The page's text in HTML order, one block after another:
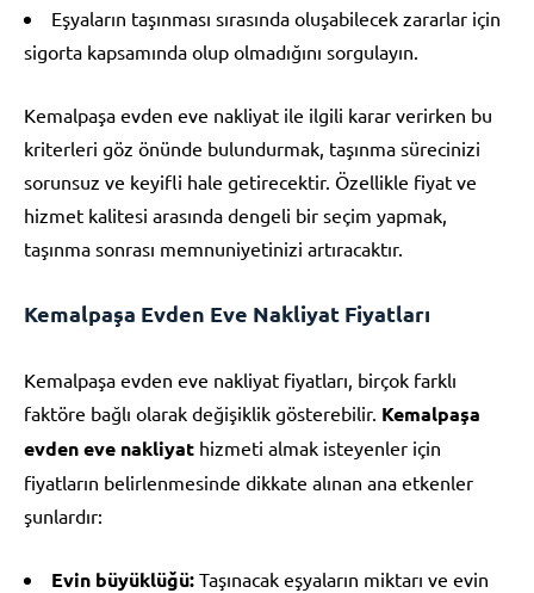
Eşyaların taşınması sırasında oluşabilecek zararlar için
sigorta kapsamında olup olmadığını sorgulayın.
Kemalpaşa evden eve nakliyat ile ilgili karar verirken bu
kriterleri göz önünde bulundurmak, taşınma sürecinizi
sorunsuz ve keyifli hale getirecektir. Özellikle fiyat ve
hizmet kalitesi arasında dengeli bir seçim yapmak,
taşınma sonrası memnuniyetinizi artıracaktır.
Kemalpaşa Evden Eve Nakliyat Fiyatları
Kemalpaşa evden eve nakliyat fiyatları, birçok farklı
faktöre bağlı olarak değişiklik gösterebilir. Kemalpaşa
evden eve nakliyat hizmeti almak isteyenler için
fiyatların belirlenmesinde dikkate alınan ana etkenler
şunlardır:
Evin büyüklüğü: Taşınacak eşyaların miktarı ve evin